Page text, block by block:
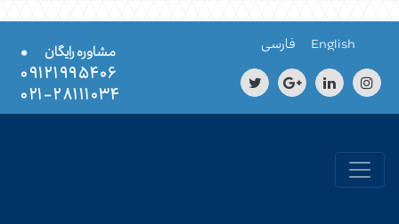
English فارسی مشاوره رایگان
•
۰۹۱۲۱۹۹۵۴۰۶
۲۸۱۱۱۰۳۴-۰۲۱